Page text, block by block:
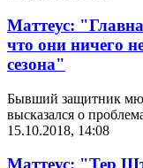
Маттеус:
что они ничего
сезона"
Бывший защитник
высказался о
15.10.2018, 14:08